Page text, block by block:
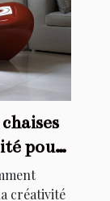
pour
créativité